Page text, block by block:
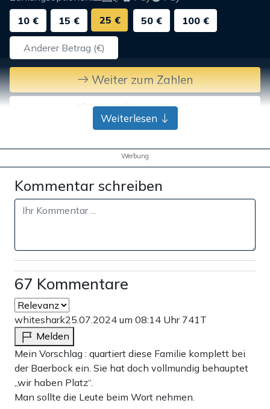
10 €
15 € 25 € 50 € 100 €
Weiter zum Zahlen
Bank-Überweisung
Weiterlesen
Werbung
Kommentar schreiben
67 Kommentare
whiteshark25.07.2024 um 08:14 Uhr 741T
Melden
Mein Vorschlag : quartiert diese Familie komplett bei
der Baerbock ein. Sie hat doch vollmundig behauptet
„wir haben Platz“.
Man sollte die Leute beim Wort nehmen.